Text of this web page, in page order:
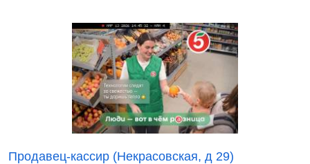
Продавец-кассир (Некрасовская, д 29)